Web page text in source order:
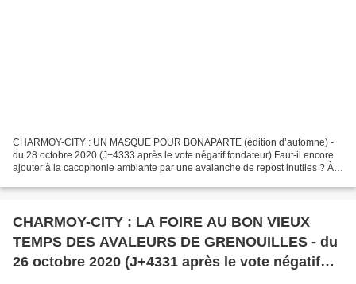
CHARMOY-CITY : UN MASQUE POUR BONAPARTE (édition d’automne) -
du 28 octobre 2020 (J+4333 après le vote négatif fondateur) Faut-il encore
ajouter à la cacophonie ambiante par une avalanche de repost inutiles ? À
CHARMOY-CITY : LA FOIRE AU BON VIEUX
TEMPS DES AVALEURS DE GRENOUILLES - du
26 octobre 2020 (J+4331 après le vote négatif